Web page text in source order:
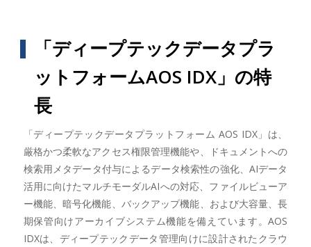
「ディープテックデータプラ
ットフォームAOS IDX」の特
長
「ディープテックデータプラットフォーム AOS IDX」は、
厳格かつ柔軟なアクセス権限管理機能や、ドキュメントへの
検索用メタデータ付与によるデータ検索性の強化、AIデータ
活用に向けたマルチモーダルAIへの対応、ファイルビューア
ー機能、暗号化機能、バックアップ機能、および大容量、長
期保管向けアーカイブシステム機能を備えています。AOS
IDXは、ディープテックデータ管理向けに設計されたクラウ